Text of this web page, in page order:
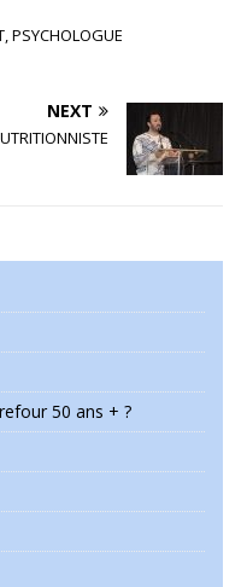
PSYCHOLOGUE
NEXT
50 ans + ?